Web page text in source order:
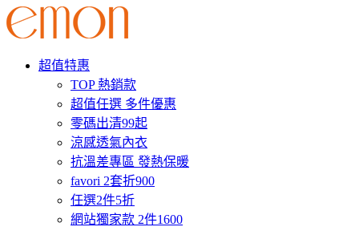
超值特惠
TOP 熱銷款
超值任選 多件優惠
零碼出清99起
涼感透氣內衣
抗溫差專區 發熱保暖
favori 2套折900
任選2件5折
網站獨家款 2件1600